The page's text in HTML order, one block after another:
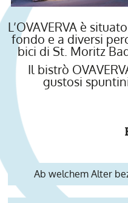
L’OVAVERVA è
fondo e a diversi
bici di St. Moritz
Il bistrò
gustosi
Ab welchem Alter